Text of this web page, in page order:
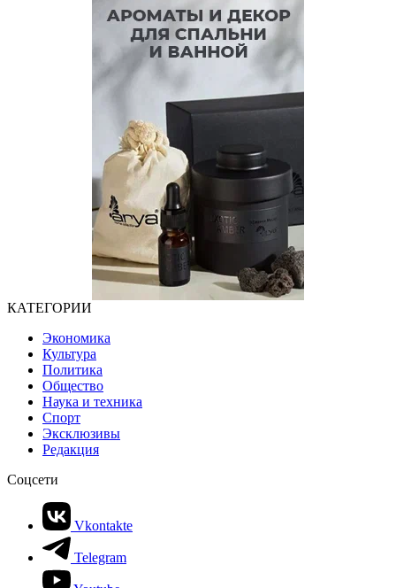
КАТЕГОРИИ
Экономика
Культура
Политика
Общество
Наука и техника
Спорт
Эксклюзивы
Редакция
Соцсети
Vkontakte
Telegram